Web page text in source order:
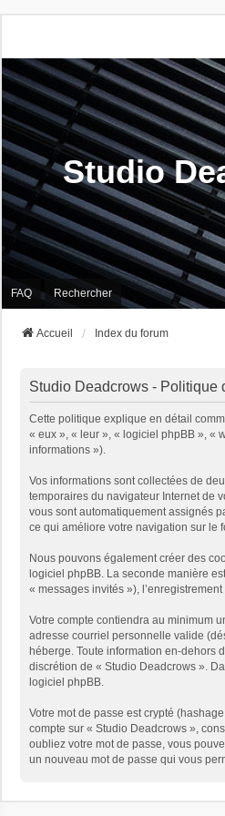
Studio
FAQ Rechercher
Accueil Index du forum
Studio Deadcrows - Politique
Cette politique explique en détail
« eux », « leur », « logiciel phpBB », «
informations »).
Vos informations sont collectées de
temporaires du navigateur Internet de
vous sont automatiquement assignés
ce qui améliore votre navigation sur le
Nous pouvons également créer des
logiciel phpBB. La seconde manière
« messages invités »),
Votre compte contiendra au minimum
adresse courriel personnelle valide
héberge. Toute information en-dehors
discrétion de « Studio Deadcrows ».
logiciel phpBB.
Votre mot de passe est crypté
compte sur « Studio Deadcrows »,
oubliez votre mot de passe, vous
un nouveau mot de passe qui vous